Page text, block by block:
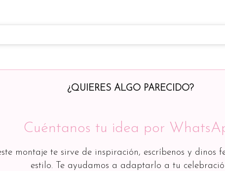
¿QUIERES ALGO PARECIDO?
Cuéntanos tu idea por
montaje te sirve de inspiración, escríbenos y dinos
estilo. Te ayudamos a adaptarlo a tu